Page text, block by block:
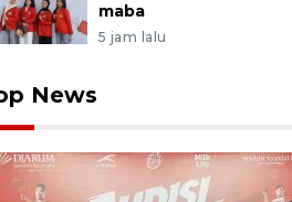
maba
5 jam lalu
News